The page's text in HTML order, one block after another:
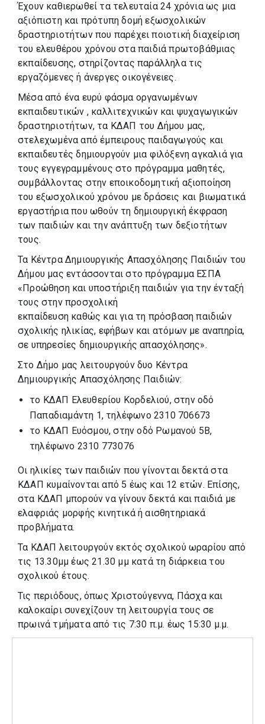
Έχουν καθιερωθεί τα τελευταία 24 χρόνια ως μια
αξιόπιστη και πρότυπη δομή εξωσχολικών
δραστηριοτήτων που παρέχει ποιοτική διαχείριση
του ελευθέρου χρόνου στα παιδιά πρωτοβάθμιας
εκπαίδευσης, στηρίζοντας παράλληλα τις
εργαζόμενες ή άνεργες οικογένειες.
Μέσα από ένα ευρύ φάσμα οργανωμένων
εκπαιδευτικών , καλλιτεχνικών και ψυχαγωγικών
δραστηριοτήτων, τα ΚΔΑΠ του Δήμου μας,
στελεχωμένα από έμπειρους παιδαγωγούς και
εκπαιδευτές δημιουργούν μια φιλόξενη αγκαλιά για
τους εγγεγραμμένους στο πρόγραμμα μαθητές,
συμβάλλοντας στην εποικοδομητική αξιοποίηση
του εξωσχολικού χρόνου με δράσεις και βιωματικά
εργαστήρια που ωθούν τη δημιουργική έκφραση
των παιδιών και την ανάπτυξη των δεξιοτήτων
τους.
Τα Κέντρα Δημιουργικής Απασχόλησης Παιδιών του
Δήμου μας εντάσσονται στο πρόγραμμα ΕΣΠΑ
«Προώθηση και υποστήριξη παιδιών για την ένταξή
τους στην προσχολική
εκπαίδευση καθώς και για τη πρόσβαση παιδιών
σχολικής ηλικίας, εφήβων και ατόμων με αναπηρία,
σε υπηρεσίες δημιουργικής απασχόλησης».
Στο Δήμο μας λειτουργούν δυο Κέντρα
Δημιουργικής Απασχόλησης Παιδιών:
το ΚΔΑΠ Ελευθερίου Κορδελιού, στην οδό
Παπαδιαμάντη 1, τηλέφωνο 2310 706673
το ΚΔΑΠ Ευόσμου, στην οδό Ρωμανού 5Β,
τηλέφωνο 2310 773076
Οι ηλικίες των παιδιών που γίνονται δεκτά στα
ΚΔΑΠ κυμαίνονται από 5 έως και 12 ετών. Επίσης,
στα ΚΔΑΠ μπορούν να γίνουν δεκτά και παιδιά με
ελαφριάς μορφής κινητικά ή αισθητηριακά
προβλήματα.
Τα ΚΔΑΠ λειτουργούν εκτός σχολικού ωραρίου από
τις 13.30μμ έως 21.30 μμ κατά τη διάρκεια του
σχολικού έτους.
Τις περιόδους, όπως Χριστούγεννα, Πάσχα και
καλοκαίρι συνεχίζουν τη λειτουργία τους σε
πρωινά τμήματα από τις 7:30 π.μ. έως 15:30 μ.μ.